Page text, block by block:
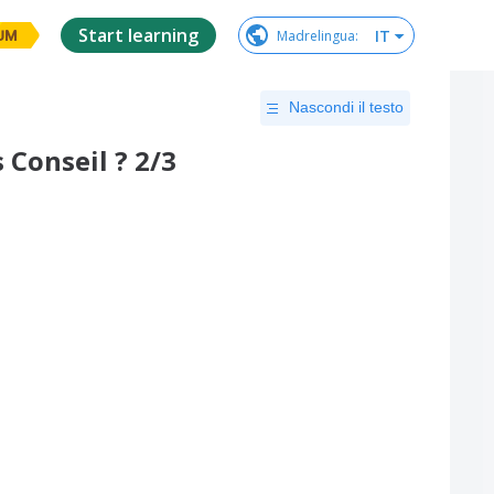
Start learning Madrelingua: IT
Nascondi il testo
? 2/3